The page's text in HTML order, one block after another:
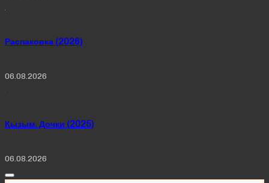
Распаковка (2026)
06.08.2026
Қызым. Дочки (2025)
06.08.2026